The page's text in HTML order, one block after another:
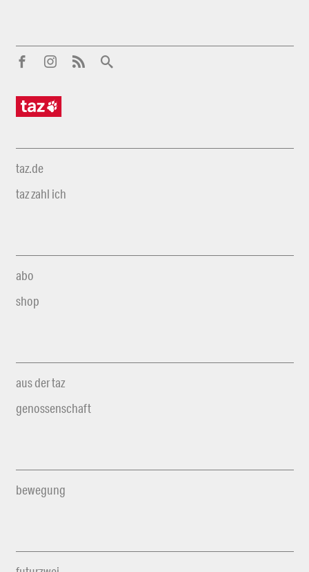
taz.de
taz zahl ich
abo
shop
aus der taz
genossenschaft
bewegung